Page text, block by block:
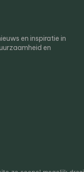
en inspiratie in
en
Privacy